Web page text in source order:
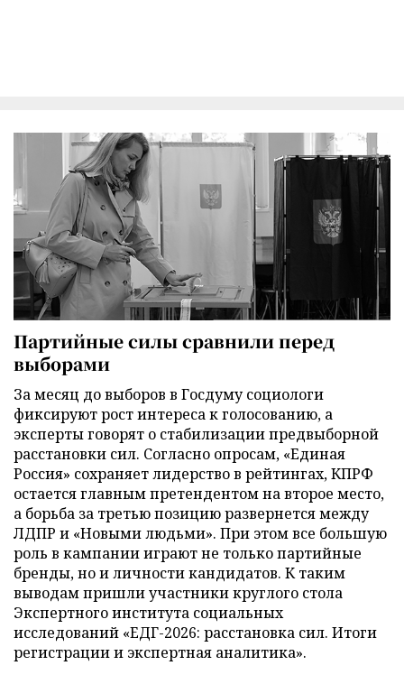
Партийные силы сравнили перед
выборами
За месяц до выборов в Госдуму социологи
фиксируют рост интереса к голосованию, а
эксперты говорят о стабилизации предвыборной
расстановки сил. Согласно опросам, «Единая
Россия» сохраняет лидерство в рейтингах, КПРФ
остается главным претендентом на второе место,
а борьба за третью позицию развернется между
ЛДПР и «Новыми людьми». При этом все большую
роль в кампании играют не только партийные
бренды, но и личности кандидатов. К таким
выводам пришли участники круглого стола
Экспертного института социальных
исследований «ЕДГ-2026: расстановка сил. Итоги
регистрации и экспертная аналитика».